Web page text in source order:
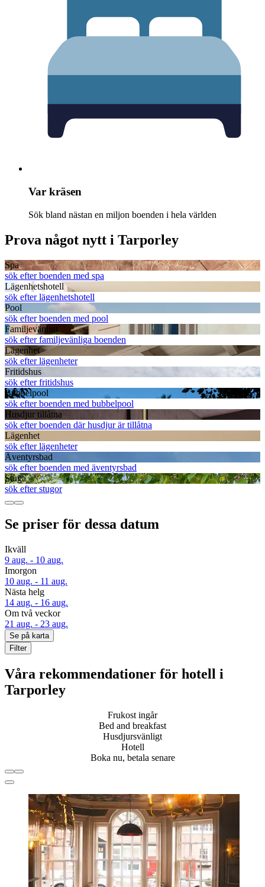
Var kräsen
Sök bland nästan en miljon boenden i hela världen
Prova något nytt i Tarporley
Spa
sök efter boenden med spa
Lägenhetshotell
sök efter lägenhetshotell
Pool
sök efter boenden med pool
Familjevänligt
sök efter familjevänliga boenden
Lägenhet
sök efter lägenheter
Fritidshus
sök efter fritidshus
Bubbelpool
sök efter boenden med bubbelpool
Husdjur tillåtna
sök efter boenden där husdjur är tillåtna
Lägenhet
sök efter lägenheter
Äventyrsbad
sök efter boenden med äventyrsbad
Stuga
sök efter stugor
Se priser för dessa datum
Ikväll
9 aug. - 10 aug.
Imorgon
10 aug. - 11 aug.
Nästa helg
14 aug. - 16 aug.
Om två veckor
21 aug. - 23 aug.
Se på karta
Filter
Våra rekommendationer för hotell i
Tarporley
Frukost ingår
Bed and breakfast
Husdjursvänligt
Hotell
Boka nu, betala senare